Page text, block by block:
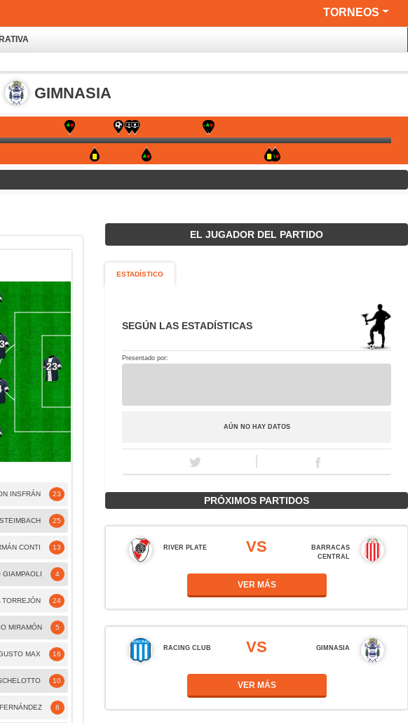
TORNEOS
GIMNASIA
23
23
INSFRÁN
25
13
CONTI
4
GIAMPAOLI
24
TORREJÓN
5
MIRAMÓN
16
MAX
10
8
EL JUGADOR DEL PARTIDO
ESTADÍSTICO
SEGÚN LAS ESTADÍSTICAS
Presentado por:
AÚN NO HAY DATOS
PRÓXIMOS PARTIDOS
RIVER PLATE VS
BARRACAS
CENTRAL
VER MÁS
RACING CLUB VS GIMNASIA
VER MÁS